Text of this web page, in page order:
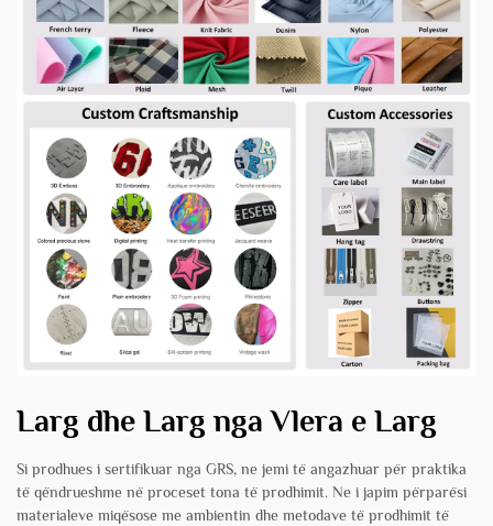
Larg dhe Larg nga Vlera e Larg
Si prodhues i sertifikuar nga GRS, ne jemi të angazhuar për praktika
të qëndrueshme në proceset tona të prodhimit. Ne i japim përparësi
materialeve miqësose me ambientin dhe metodave të prodhimit të